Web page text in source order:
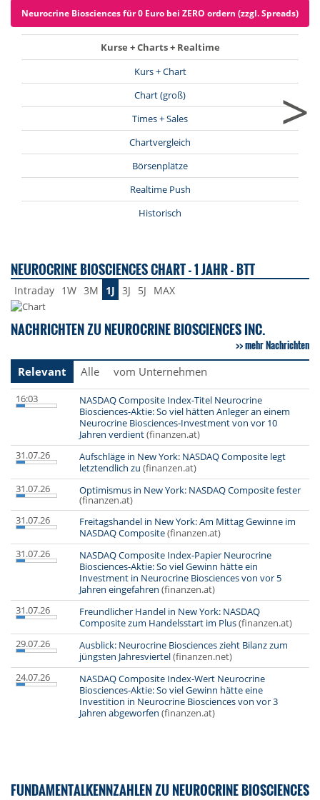
Neurocrine Biosciences für 0 Euro bei ZERO ordern (zzgl. Spreads)
Kurse + Charts + Realtime
Kurs + Chart
Chart (groß)
Times + Sales
Chartvergleich
Börsenplätze
Realtime Push
Historisch
>
NEUROCRINE BIOSCIENCES CHART - 1 JAHR - BTT
Intraday 1W 3M 1J 3J 5J MAX
NACHRICHTEN ZU NEUROCRINE BIOSCIENCES INC.
mehr Nachrichten
Relevant
Alle vom Unternehmen
16:03
NASDAQ Composite Index-Titel Neurocrine
Biosciences-Aktie: So viel hätten Anleger an einem
Neurocrine Biosciences-Investment von vor 10
Jahren verdient(finanzen.at)
31.07.26
Aufschläge in New York: NASDAQ Composite legt
letztendlich zu (finanzen.at)
31.07.26
Optimismus in New York: NASDAQ Composite fester
(finanzen.at)
31.07.26
Freitagshandel in New York: Am Mittag Gewinne im
NASDAQ Composite(finanzen.at)
31.07.26
NASDAQ Composite Index-Papier Neurocrine
Biosciences-Aktie: So viel Gewinn hätte ein
Investment in Neurocrine Biosciences von vor 5
Jahren eingefahren (finanzen.at)
31.07.26
Freundlicher Handel in New York: NASDAQ
Composite zum Handelsstart im Plus(finanzen.at)
29.07.26
Ausblick: Neurocrine Biosciences zieht Bilanz zum
jüngsten Jahresviertel(finanzen.net)
24.07.26
NASDAQ Composite Index-Wert Neurocrine
Biosciences-Aktie: So viel Gewinn hätte eine
Investition in Neurocrine Biosciences von vor 3
Jahren abgeworfen (finanzen.at)
FUNDAMENTALKENNZAHLEN ZU NEUROCRINE BIOSCIENCES